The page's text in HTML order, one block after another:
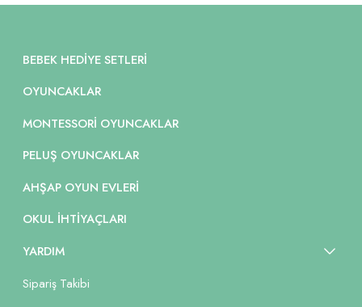
BEBEK HEDIYE SETLERI
OYUNCAKLAR
MONTESSORI OYUNCAKLAR
PELUŞ OYUNCAKLAR
AHŞAP OYUN EVLERI
OKUL İHTIYAÇLARI
YARDIM
Sipariş Takibi